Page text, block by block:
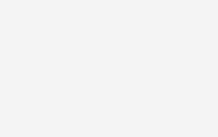
kWh/100km; CO₂-Emissionen kombiniert: 0 g/km;
Batterie)
Emissionen kombiniert: 0 g/km; CO₂-Klasse: A.
(61 kWh-Batterie)
kWh/100 km; CO₂-Emissionen kombiniert: 0 g/km;